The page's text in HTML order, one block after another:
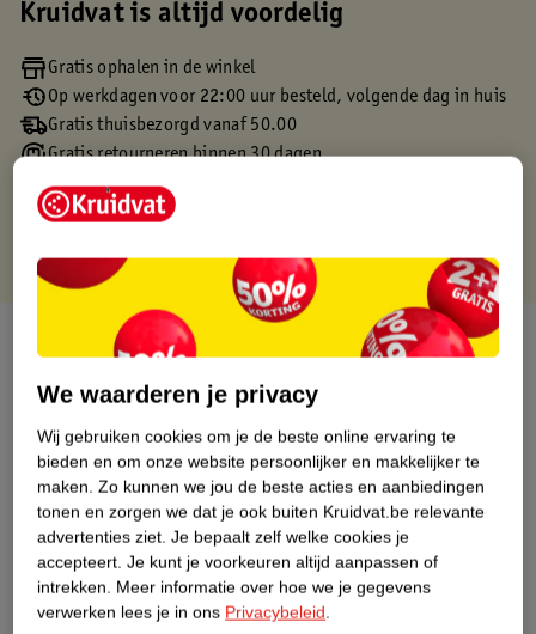
Kruidvat is altijd voordelig
Gratis ophalen in de winkel
Op werkdagen voor 22:00 uur besteld, volgende dag in huis
Gratis thuisbezorgd vanaf 50.00
Gratis retourneren binnen 30 dagen
Gratis punten met je Kruidvat kaart
Over dit product
Productinformatie
Etiketinformatie
Nature Impact Score
Dit product heeft (nog) geen Nature
Impact Score.
Meer informatie
We waarderen je privacy
Wij gebruiken cookies om je de beste online ervaring te
bieden en om onze website persoonlijker en makkelijker te
maken. Zo kunnen we jou de beste acties en aanbiedingen
tonen en zorgen we dat je ook buiten Kruidvat.be relevante
advertenties ziet. Je bepaalt zelf welke cookies je
accepteert. Je kunt je voorkeuren altijd aanpassen of
intrekken. Meer informatie over hoe we je gegevens
verwerken lees je in ons Privacybeleid.